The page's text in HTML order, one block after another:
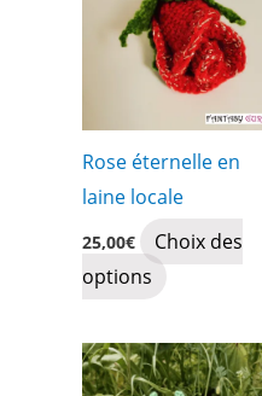
Rose éternelle en
laine locale
25,00€
Choix des
options
a
plusieurs